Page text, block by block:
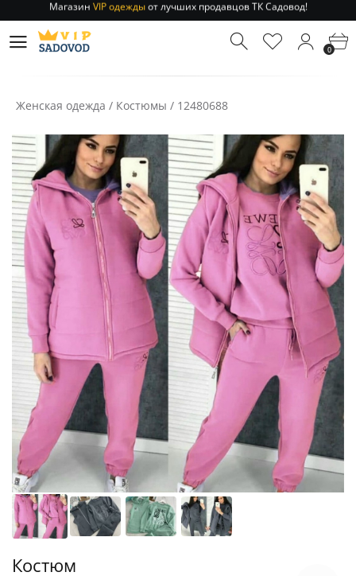
Отправление заказа 1-3 дняпо РФ и МСК!
Магазин
от лучших продавцов ТК Садовод!
Отправление заказа 1-3 дня по РФ и МСК! 0
Женская одежда / Костюмы / 12480688
Костюм